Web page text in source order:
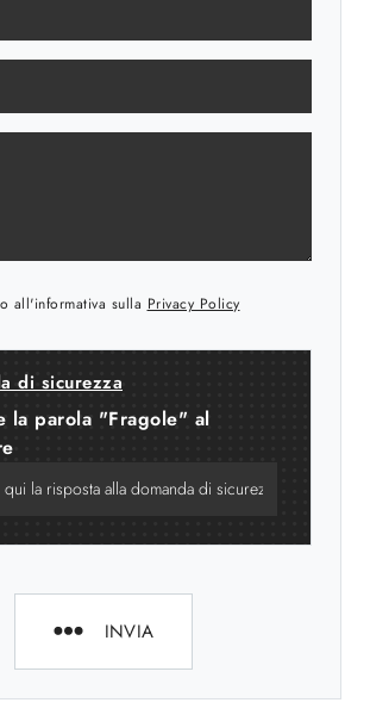
all'informativa sulla Privacy Policy
di sicurezza
la parola "Fragole" al
INVIA